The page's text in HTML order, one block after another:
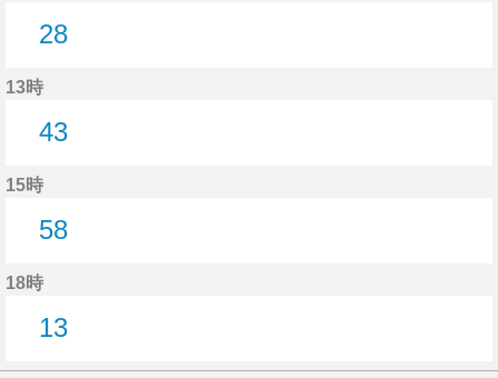
28
13時
43
15時
58
18時
13